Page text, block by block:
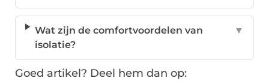
Wat zijn de comfortvoordelen van
isolatie?
▼
Goed artikel? Deel hem dan op: